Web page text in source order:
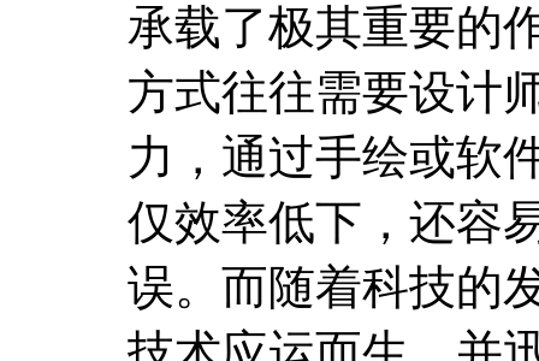
承载了极其重要的
方式往往需要设计
力，通过手绘或软
仅效率低下，还容
误。而随着科技的